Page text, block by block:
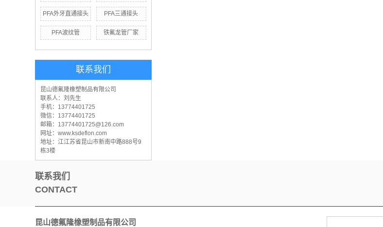
PFA外牙直通接头 PFA三通接头
PFA波纹管 铁氟龙管厂家
联系我们
昆山德氟隆橡塑制品有限公司
联系人：刘先生
手机：13774401725
微信：13774401725
邮箱：13774401725@126.com
网址：www.ksdeflon.com
地址：江江苏省昆山市新南中路888号9
栋3楼
联系我们
CONTACT
昆山德氟隆橡塑制品有限公司